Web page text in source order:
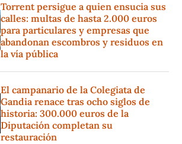
Torrent persigue a quien ensucia sus
calles: multas de hasta 2.000 euros
para particulares y empresas que
abandonan escombros y residuos en
la vía pública
El campanario de la Colegiata de
Gandia renace tras ocho siglos de
historia: 300.000 euros de la
Diputación completan su
restauración